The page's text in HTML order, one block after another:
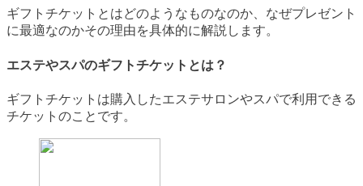
ギフトチケットとはどのようなものなのか、なぜプレゼント
に最適なのかその理由を具体的に解説します。
エステやスパのギフトチケットとは？
ギフトチケットは購入したエステサロンやスパで利用できる
チケットのことです。